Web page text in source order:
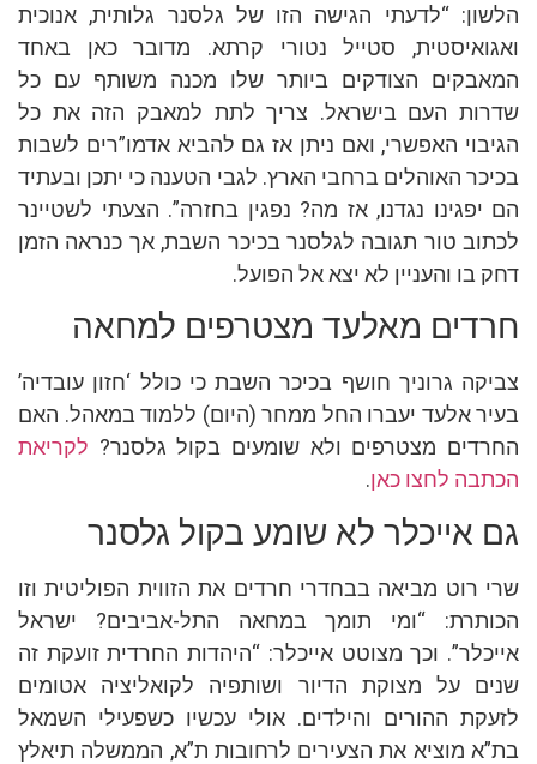
הלשון: “לדעתי הגישה הזו של גלסנר גלותית, אנוכית
ואגואיסטית, סטייל נטורי קרתא. מדובר כאן באחד
המאבקים הצודקים ביותר שלו מכנה משותף עם כל
שדרות העם בישראל. צריך לתת למאבק הזה את כל
הגיבוי האפשרי, ואם ניתן אז גם להביא אדמו”רים לשבות
בכיכר האוהלים ברחבי הארץ. לגבי הטענה כי יתכן ובעתיד
הם יפגינו נגדנו, אז מה? נפגין בחזרה”. הצעתי לשטיינר
לכתוב טור תגובה לגלסנר בכיכר השבת, אך כנראה הזמן
דחק בו והעניין לא יצא אל הפועל.
חרדים מאלעד מצטרפים למחאה
צביקה גרוניך חושף בכיכר השבת כי כולל ‘חזון עובדיה’
בעיר אלעד יעברו החל ממחר (היום) ללמוד במאהל. האם
החרדים מצטרפים ולא שומעים בקול גלסנר? לקריאת
הכתבה לחצו כאן.
גם אייכלר לא שומע בקול גלסנר
שרי רוט מביאה בבחדרי חרדים את הזווית הפוליטית וזו
הכותרת: “ומי תומך במחאה התל-אביבים? ישראל
אייכלר”. וכך מצוטט אייכלר: “היהדות החרדית זועקת זה
שנים על מצוקת הדיור ושותפיה לקואליציה אטומים
לזעקת ההורים והילדים. אולי עכשיו כשפעילי השמאל
בת”א מוציא את הצעירים לרחובות ת”א, הממשלה תיאלץ